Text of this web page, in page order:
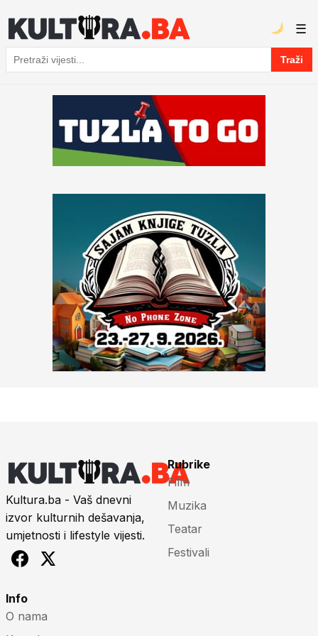
Pretraga
Traži
☰
Kultura.ba - Vaš dnevni
izvor kulturnih dešavanja,
umjetnosti i lifestyle vijesti.
Rubrike
Film
Muzika
Teatar
Festivali
Info
O nama